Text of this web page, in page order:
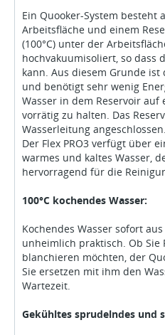
Ein Quooker-System besteht
Arbeitsfläche und einem
(100°C) unter der
hochvakuumisoliert, so dass
kann. Aus diesem Grunde
und benötigt sehr wenig
Wasser in dem Reservoir auf
vorrätig zu halten. Das
Wasserleitung angeschlossen.
Der Flex PRO3 verfügt über
warmes und kaltes Wasser,
hervorragend für die
100°C kochendes Wasser:
Kochendes Wasser sofort
unheimlich praktisch. Ob Sie
blanchieren möchten, der
Sie ersetzen mit ihm den
Wartezeit.
Gekühltes sprudelndes und